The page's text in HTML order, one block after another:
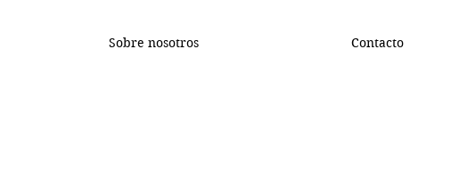
Sobre nosotros Contacto